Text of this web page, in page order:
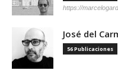
https://
José del
56 Publicaciones